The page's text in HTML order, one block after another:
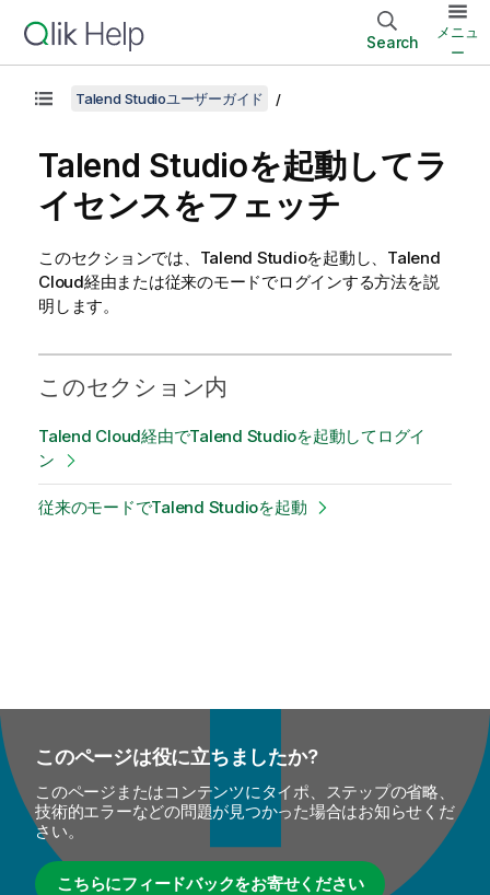
Search
メニュ
ー
Talend Studioユーザーガイド
Talend Studioを起動してラ
イセンスをフェッチ
このセクションでは、 Talend Studioを起動し、 Talend
Cloud経由または従来のモードでログインする方法を説
明します。
このセクション内
Talend Cloud経由でTalend Studioを起動してログイ
ン
従来のモードでTalend Studioを起動
このページは役に立ちましたか?
このページまたはコンテンツにタイポ、ステップの省略、
技術的エラーなどの問題が見つかった場合はお知らせくだ
さい。
こちらにフィードバックをお寄せください